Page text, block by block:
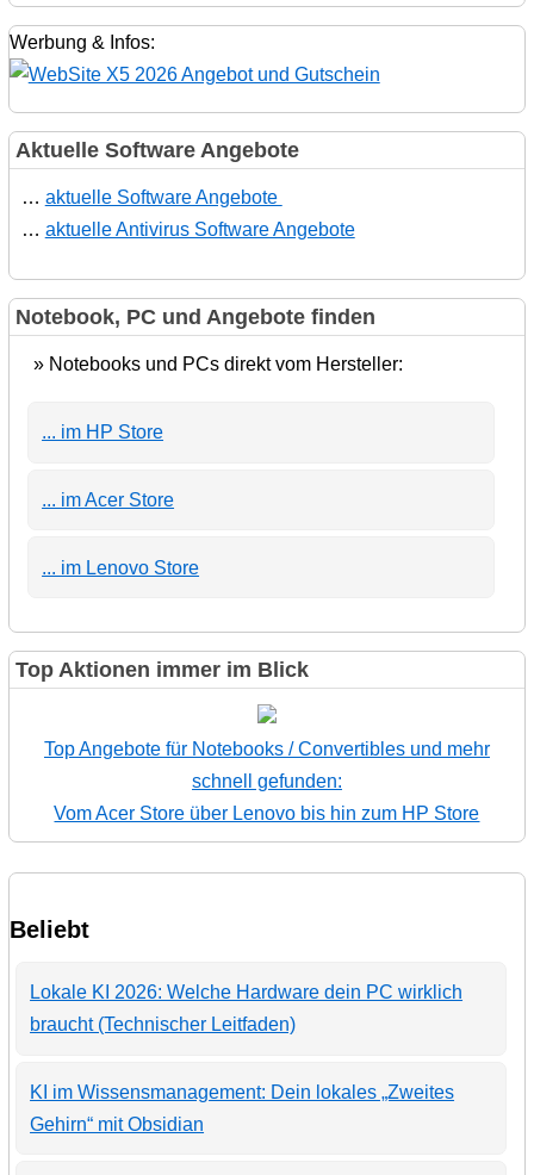
Werbung & Infos:
Aktuelle Software Angebote
… aktuelle Software Angebote
… aktuelle Antivirus Software Angebote
Notebook, PC und Angebote finden
» Notebooks und PCs direkt vom Hersteller:
... im HP Store
... im Acer Store
... im Lenovo Store
Top Aktionen immer im Blick
Top Angebote für Notebooks / Convertibles und mehr
schnell gefunden:
Vom Acer Store über Lenovo bis hin zum HP Store
Beliebt
Lokale KI 2026: Welche Hardware dein PC wirklich
braucht (Technischer Leitfaden)
KI im Wissensmanagement: Dein lokales „Zweites
Gehirn“ mit Obsidian